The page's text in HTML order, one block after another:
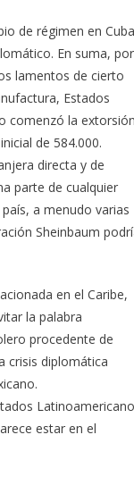
de régimen en
En suma, por
lamentos de cierto
Estados
comenzó la
de 584.000.
directa y de
parte de cualquier
a menudo varias
Sheinbaum
en el Caribe,
la palabra
procedente de
crisis diplomática
estar en el